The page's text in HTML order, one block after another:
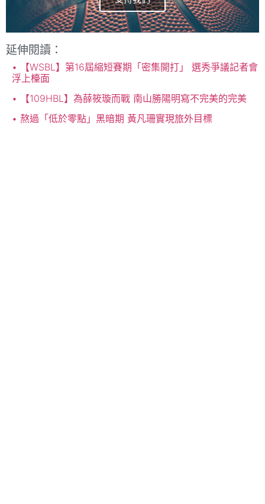
延伸閱讀：
【WSBL】第16屆縮短賽期「密集開打」 選秀爭議記者會
浮上檯面
【109HBL】為薛筱璇而戰 南山勝陽明寫不完美的完美
熬過「低於零點」黑暗期 黃凡珊實現旅外目標